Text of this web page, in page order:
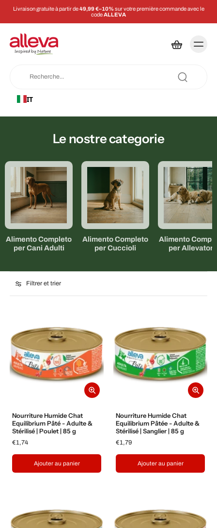
Livraison gratuite à partir de49,99 €–10% sur votre première commande avec le
codeALLEVA
IT
Le nostre categorie
Alimento Completo
per Cani Adulti
Alimento Completo
per Cuccioli
Alimento
per Allevatori
Filtrer et trier
Nourriture Humide Chat
Equilibrium Pâté - Adulte &
Stérilisé | Poulet | 85 g
€1,74
Ajouter au panier
Nourriture Humide Chat
Equilibrium Pâtée - Adulte &
Stérilisé | Sanglier | 85 g
€1,79
Ajouter au panier